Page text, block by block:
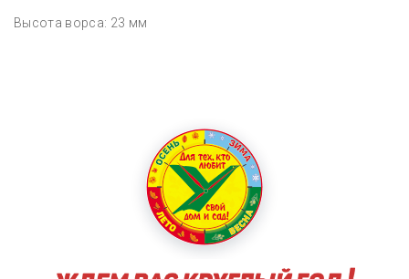
Высота ворса: 23 мм